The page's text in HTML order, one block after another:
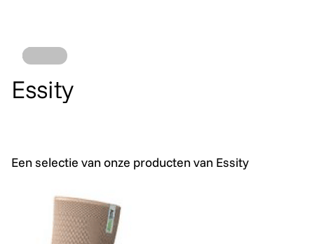
Essity
Een selectie van onze producten van Essity